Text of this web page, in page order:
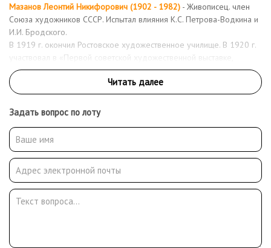
Мазанов Леонтий Никифорович (1902 - 1982) - Живописец. член
Союза художников СССР. Испытал влияния К.С. Петрова-Водкина и
И.И. Бродского.
В 1919 г. окончил Ростовское художественное училище. В 1920 г.
участвовал в «Первой советской художественной выставке,
Ростов-на-Дону» в Москве. Переехал в Москву.Окончил ВХУТЕИН
в 1927 г.Работал в ВТУ РККА. Одним из первых вступил в
образованный в 1932 г. Московский Союз Художников. Постоянный
участник групповых выставок в ЦВЗ «Манеж» и на Кузнецком
мосту. Персональные выставки Мазанова проходили в московском
клубе рабочих «Клубкор» (1935) и в Выставочном зале Союза
Художников на Кузнецком мосту (1979). Под влиянием А.А.
Пластова в творчестве Мазанова 1940-х гг. появились
импрессионистические черты
Задать вопрос по лоту